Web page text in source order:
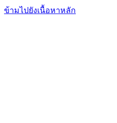
ข้ามไปยังเนื้อหาหลัก
FxFriend เอฟเอ็กซ์ เฟรนด์